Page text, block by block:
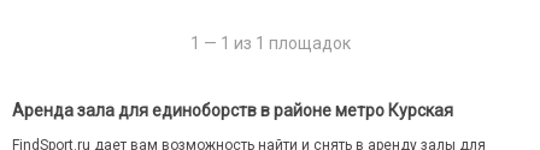
1 — 1 из 1 площадок
Аренда зала для единоборств в районе метро Курская
FindSport.ru дает вам возможность найти и снять в аренду залы для